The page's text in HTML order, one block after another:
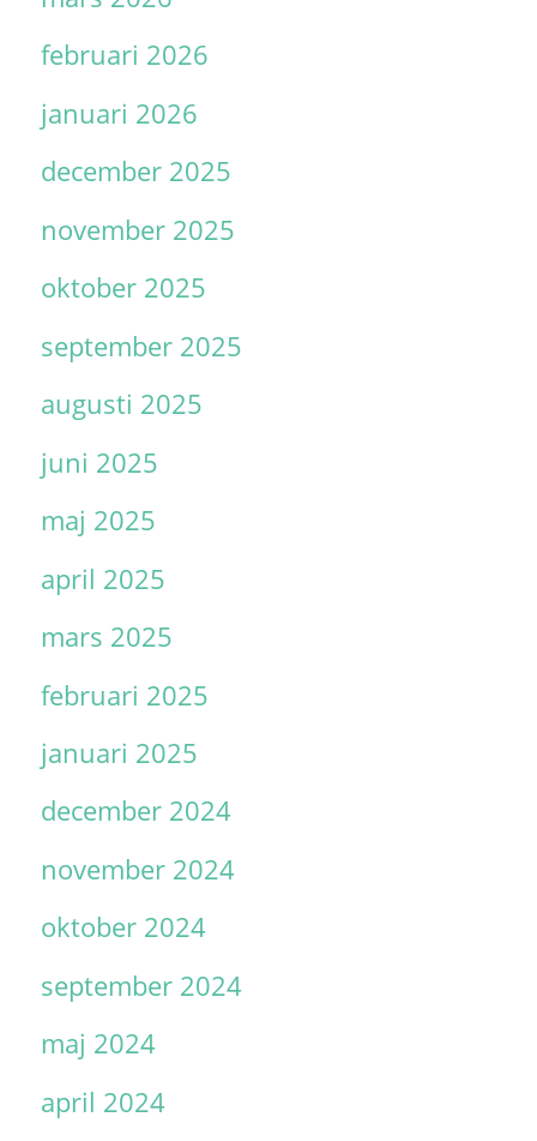
februari 2026
januari 2026
december 2025
november 2025
oktober 2025
september 2025
augusti 2025
juni 2025
maj 2025
april 2025
mars 2025
februari 2025
januari 2025
december 2024
november 2024
oktober 2024
september 2024
maj 2024
april 2024